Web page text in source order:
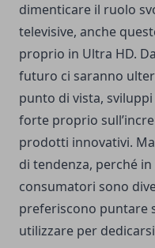
dimenticare il ruolo
televisive, anche
proprio in Ultra HD.
futuro ci saranno
punto di vista,
forte proprio
prodotti innovativi.
di tendenza, perché
consumatori sono
preferiscono puntare
utilizzare per